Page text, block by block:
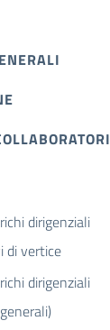
dirigenziali
di vertice
dirigenziali